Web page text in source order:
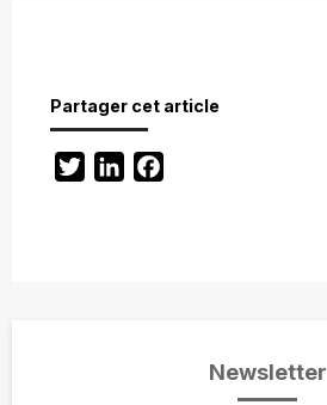
Partager cet article
TwitterLinkedIn
Newsletter